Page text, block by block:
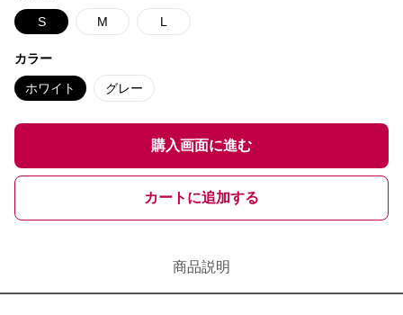
S M L
カラー
ホワイト グレー
購入画面に進む
カートに追加する
商品説明